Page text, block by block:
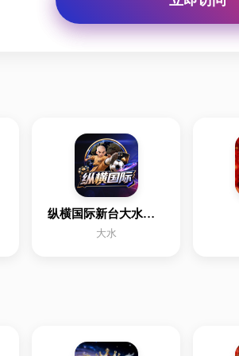
纵横国际新台大水注册有送
大水